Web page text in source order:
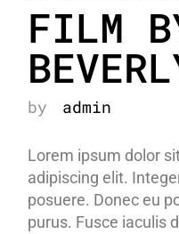
FILM
by admin
Lorem ipsum dolor
adipiscing elit.
posuere. Donec eu
purus. Fusce iaculis